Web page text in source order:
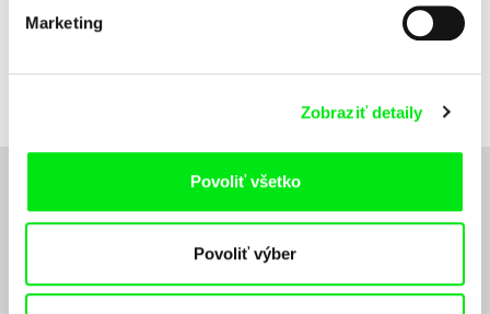
Marketing
Zobraziť detaily
Povoliť všetko
Povoliť výber
Tomáš Hodan
Zeman
junior programe?